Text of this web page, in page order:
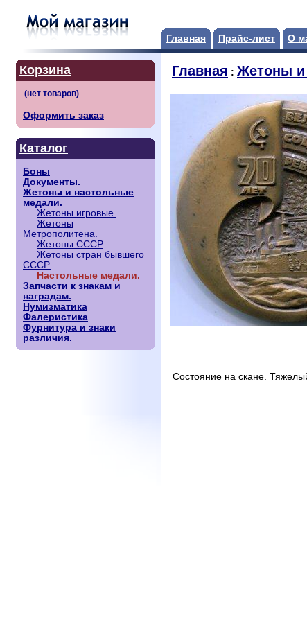
Главная Прайс-лист О
Корзина
Оформить заказ
Каталог
Боны
Документы.
Жетоны и настольные
медали.
Жетоны игровые.
Жетоны
Метрополитена.
Жетоны СССР
Жетоны стран бывшего
СССР.
Настольные медали.
Запчасти к знакам и
наградам.
Нумизматика
Фалеристика
Фурнитура и знаки
различия.
Главная : Жетоны и
Состояние на скане.